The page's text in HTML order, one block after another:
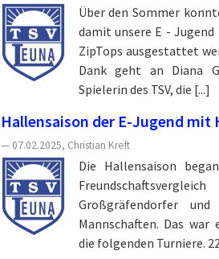
Über den Sommer
damit unsere E -
ZipTops ausgestattet
Dank geht an Diana
Spielerin des TSV, die [...]
Hallensaison der E-Jugend mit
— 07.02.2025, Christian Kreft
Die Hallensaison
Großgräfendorfer
Mannschaften. Das
die folgenden Turniere.